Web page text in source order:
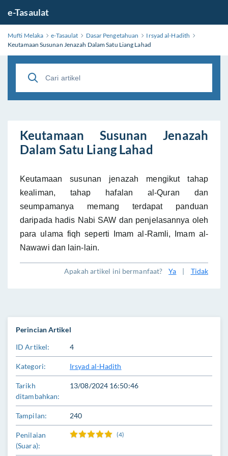
e-Tasaulat
Mufti Melaka e-Tasaulat Dasar Pengetahuan
Irsyad al-Hadith
Keutamaan Susunan Jenazah Dalam Satu Liang Lahad
Keutamaan Susunan Jenazah
Dalam Satu Liang Lahad
Keutamaan susunan jenazah mengikut tahap
kealiman, tahap hafalan al-Quran dan
seumpamanya memang terdapat panduan
daripada hadis Nabi SAW dan penjelasannya oleh
para ulama fiqh seperti Imam al-Ramli, Imam al-
Nawawi dan lain-lain.
Apakah artikel ini bermanfaat? Ya | Tidak
Perincian Artikel
ID Artikel: 4
Kategori: Irsyad al-Hadith
Tarikh
ditambahkan:
13/08/2024 16:50:46
Tampilan: 240
Penilaian
(Suara):
(4)